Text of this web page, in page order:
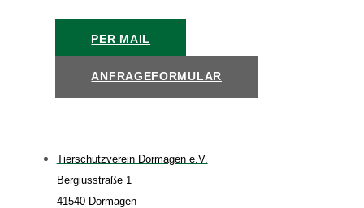
PER MAIL
ANFRAGEFORMULAR
Tierschutzverein Dormagen e.V.
Bergiusstraße 1
41540 Dormagen